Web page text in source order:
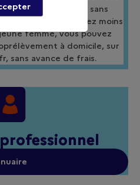
en laboratoire, sans
vous. Et si vous avez moins
femme, vous pouvez
à domicile, sur
sans avance de frais.